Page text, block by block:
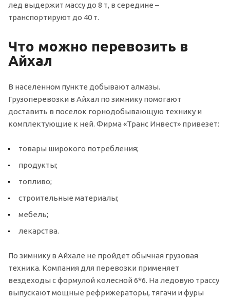
лед выдержит массу до 8 т, в середине –
транспортируют до 40 т.
Что можно перевозить в
Айхал
В населенном пункте добывают алмазы.
Грузоперевозки в Айхал по зимнику помогают
доставить в поселок горнодобывающую технику и
комплектующие к ней. Фирма «Транс Инвест» привезет:
товары широкого потребления;
продукты;
топливо;
строительные материалы;
мебель;
лекарства.
По зимнику в Айхале не пройдет обычная грузовая
техника. Компания для перевозки применяет
вездеходы с формулой колесной 6*6. На ледовую трассу
выпускают мощные рефрижераторы, тягачи и фуры